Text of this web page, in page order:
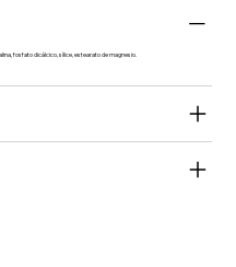
fosfato dicálcico, sílice, estearato de magnesio.